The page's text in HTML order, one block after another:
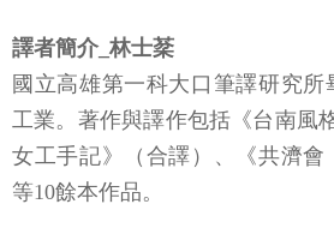
譯者簡介_林士棻
國立高雄第一科大口筆譯研究所
工業。著作與譯作包括《台南風
女工手記》（合譯）、《共濟會
等10餘本作品。